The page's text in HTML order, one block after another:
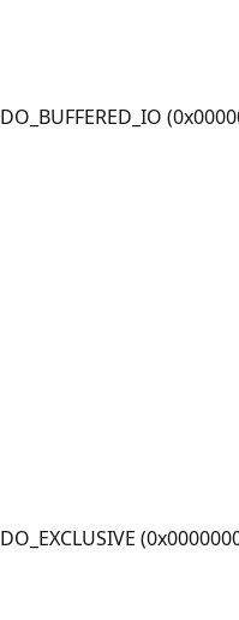
DO_BUFFERED_IO
DO_EXCLUSIVE